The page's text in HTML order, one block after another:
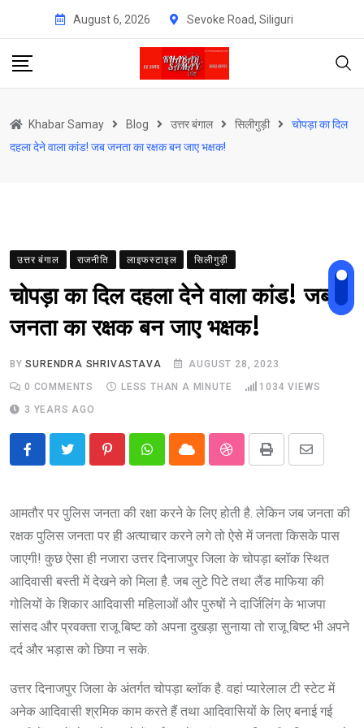
content
August 6, 2026 Sevoke Road, Siliguri
Khabar Samay Blog उत्तर बंगाल सिलीगुड़ी
चोपड़ा का दिल
दहला देने वाला कांड! जब जनता का रक्षक बन जाए भक्षक!
उत्तर बंगाल राजनीति लाइफस्टाइल सिलीगुड़ी
चोपड़ा का दिल दहला देने वाला कांड! जब
जनता का रक्षक बन जाए भक्षक!
BYSURENDRA SHRIVASTAVA
AUGUST 28, 2023
0 COMMENTS LESS THAN A MINUTE 1034 VIEWS
3 YEARS AGO
PinterestWhatsappCloud StumbleUpon
Print
Share
आमतौर पर पुलिस जनता की रक्षा करने के लिए होती है. लेकिन जब जनता की
रक्षक पुलिस जनता पर ही अत्याचार करने लगे तो ऐसे में जनता किसके पास
जाएगी! कुछ ऐसा ही नजारा उत्तर दिनाजपुर जिला के चोपड़ा ब्लॉक स्थित
आदिवासी बस्ती में देखने को मिला है. जब लुटे पिटे तथा लैंड माफिया की
गोलियों के शिकार आदिवासी महिलाओं और पुरुषों ने दार्जिलिंग के भाजपा
सांसद और प्रवक्ता राजू बिष्ट को अपना दुखड़ा सुनाया तो राजू बिष्ट भी अपने
दर्द और भड़ास को छिपा न सके.
उत्तर दिनाजपुर जिला के अंतर्गत चोपड़ा ब्लॉक है. वहां प्यारेलाल टी स्टेट में
अनेक आदिवासी श्रमिक काम करते हैं तथा आदिवासियों के लिए बनाई गई